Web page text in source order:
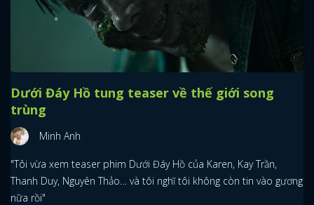
Dưới Đáy Hồ tung teaser về thế giới song
trùng
Minh Anh
"Tôi vừa xem teaser phim Dưới Đáy Hồ của Karen, Kay Trần,
Thanh Duy, Nguyên Thảo… và tôi nghĩ tôi không còn tin vào gương
nữa rồi"